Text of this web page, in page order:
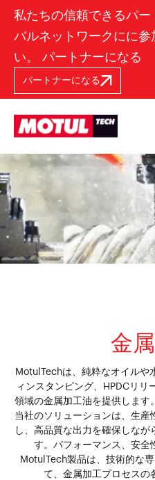
私たちの信頼できるパー
バルネットワークにに参
い。 パートナーになる
パートナーになる
金
MotulTechは、純粋なオイルや
ィンスタンピング、HPDCリ
領域の金属加工油を提供します
当社のソリューションは、生
し、高品質な出力を確保しなが
す。パフォーマンス、安全
MotulTech製品は、技術的な
て、金属加工プロセスの